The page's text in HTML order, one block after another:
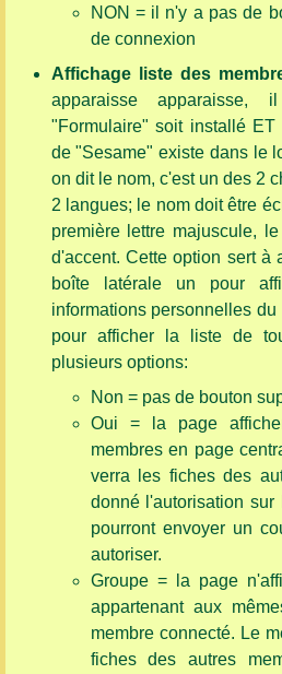
NON = il n'y a pas de
de connexion
Affichage liste des
apparaisse
"Formulaire" soit installé
de "Sesame" existe dans le
on dit le nom, c'est un des 2
2 langues; le nom doit être
première lettre majuscule,
d'accent. Cette option sert à
boîte latérale un pour
informations personnelles
pour afficher la liste de
plusieurs options:
Non = pas de bouton
Oui = la page
membres en page
verra les fiches des
donné l'autorisation
pourront envoyer un
autoriser.
Groupe = la page
appartenant aux
membre connecté. Le
fiches des autres